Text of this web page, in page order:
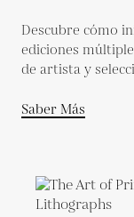
Descubre cómo
ediciones
de artista y
Saber Más